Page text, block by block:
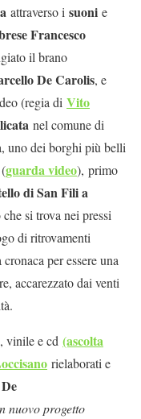
attraverso i suoni e
Francesco
il brano
De Carolis, e
(regia di Vito
nel comune di
uno dei borghi più belli
(guarda video), primo
di San Fili a
si trova nei pressi
di ritrovamenti
per essere una
accarezzato dai venti
vinile e cd (ascolta
rielaborati e
nuovo progetto